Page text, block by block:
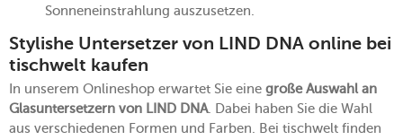
Sonneneinstrahlung auszusetzen.
Stylishe Untersetzer von LIND DNA online bei
tischwelt kaufen
In unserem Onlineshop erwartet Sie eine große Auswahl an
Glasuntersetzern von LIND DNA. Dabei haben Sie die Wahl
aus verschiedenen Formen und Farben. Bei tischwelt finden